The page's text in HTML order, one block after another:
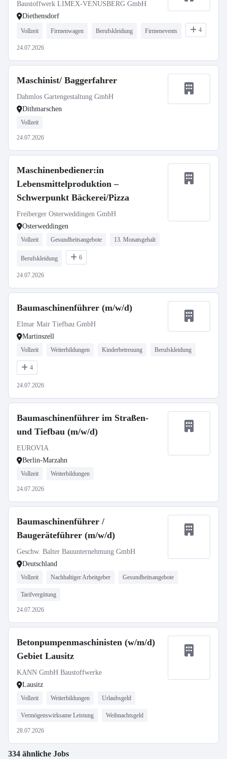
Baustoffwerk LIMEX-VENUSBERG GmbH
Diethensdorf
Vollzeit Firmenwagen Berufskleidung Firmenevents 4
24.07.2026
Maschinist/ Baggerfahrer
Dahmlos Gartengestaltung GmbH
Dithmarschen
Vollzeit
24.07.2026
Maschinenbediener:in
Lebensmittelproduktion –
Schwerpunkt Bäckerei/Pizza
Freiberger Osterweddingen GmbH
Osterweddingen
Vollzeit Gesundheitsangebote 13. Monatsgehalt
Berufskleidung 6
24.07.2026
Baumaschinenführer (m/w/d)
Elmar Mair Tiefbau GmbH
Martinszell
Vollzeit Weiterbildungen Kinderbetreuung Berufskleidung
4
24.07.2026
Baumaschinenführer im Straßen-
und Tiefbau (m/w/d)
EUROVIA
Berlin-Marzahn
Vollzeit Weiterbildungen
24.07.2026
Baumaschinenführer /
Baugeräteführer (m/w/d)
Geschw. Balter Bauunternehmung GmbH
Deutschland
Vollzeit Nachhaltiger Arbeitgeber Gesundheitsangebote
Tarifvergütung
24.07.2026
Betonpumpenmaschinisten (w/m/d)
Gebiet Lausitz
KANN GmbH Baustoffwerke
Lausitz
Vollzeit Weiterbildungen Urlaubsgeld
Vermögenswirksame Leistung Weihnachtsgeld
28.07.2026
334 ähnliche Jobs